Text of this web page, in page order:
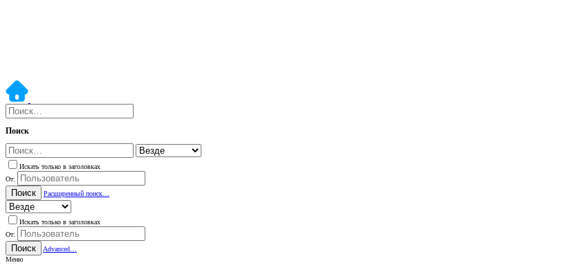
Поиск
Искать только в заголовках
От:
Поиск Расширенный поиск…
Искать только в заголовках
От:
Поиск
Advanced…
Меню